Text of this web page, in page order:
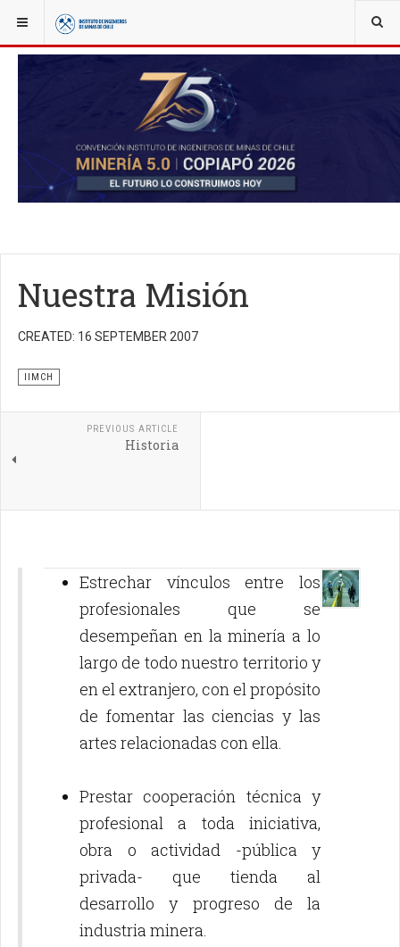
YOU ARE HERE: NOTICIAS
Nuestra Misión
CREATED: 16 SEPTEMBER 2007
IIMCH
PREVIOUS ARTICLE
Historia
Estrechar vínculos entre los
profesionales que se
desempeñan en la minería a lo
largo de todo nuestro territorio y
en el extranjero, con el propósito
de fomentar las ciencias y las
artes relacionadas con ella.
Prestar cooperación técnica y
profesional a toda iniciativa,
obra o actividad -pública y
privada- que tienda al
desarrollo y progreso de la
industria minera.